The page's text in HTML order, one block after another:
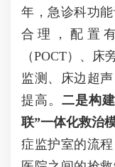
年，急诊科功
合理，配置
（POCT）、
监测、床边超
提高。 二是构
联”一体化救治
症监护室的流